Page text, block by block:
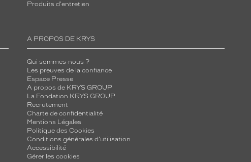
Produits d'entretien
A PROPOS DE KRYS
Qui sommes-nous ?
Les preuves de la confiance
Espace Presse
A propos de KRYS GROUP
La Fondation KRYS GROUP
Recrutement
Charte de confidentialité
Mentions Légales
Politique des Cookies
Conditions générales d'utilisation
Accessibilité
Gérer les cookies